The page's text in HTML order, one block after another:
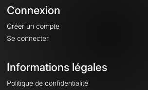
Connexion
Créer un compte
Se connecter
Informations légales
Politique de confidentialité